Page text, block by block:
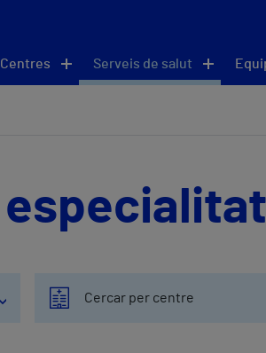
Centres Serveis de salut
Cercar per centre